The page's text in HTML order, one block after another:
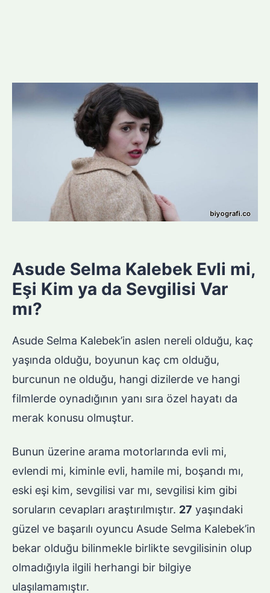
Asude Selma Kalebek Evli mi,
Eşi Kim ya da Sevgilisi Var
mı?
Asude Selma Kalebek’in aslen nereli olduğu, kaç
yaşında olduğu, boyunun kaç cm olduğu,
burcunun ne olduğu, hangi dizilerde ve hangi
filmlerde oynadığının yanı sıra özel hayatı da
merak konusu olmuştur.
Bunun üzerine arama motorlarında evli mi,
evlendi mi, kiminle evli, hamile mi, boşandı mı,
eski eşi kim, sevgilisi var mı, sevgilisi kim gibi
soruların cevapları araştırılmıştır. 27 yaşındaki
güzel ve başarılı oyuncu Asude Selma Kalebek’in
bekar olduğu bilinmekle birlikte sevgilisinin olup
olmadığıyla ilgili herhangi bir bilgiye
ulaşılamamıştır.